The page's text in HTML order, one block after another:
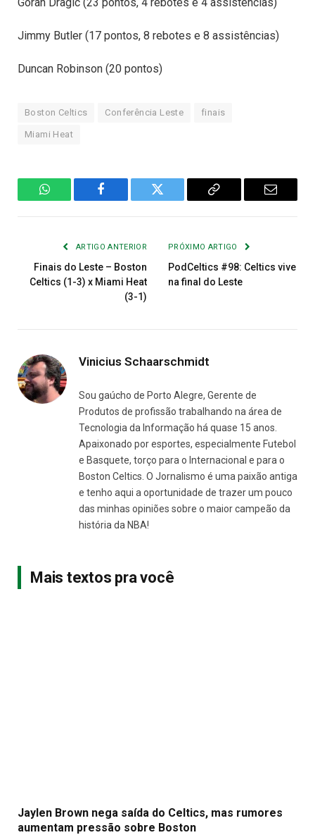
Jimmy Butler (17 pontos, 8 rebotes e 8 assistências)
Duncan Robinson (20 pontos)
Boston Celtics Conferência Leste finais
Miami Heat
WhatsAppFacebook Twitter
Copiar
E-
ARTIGO ANTERIOR
Finais do Leste – Boston
Celtics (1-3) x Miami Heat
(3-1)
PRÓXIMO ARTIGO
PodCeltics #98: Celtics vive
na final do Leste
Vinicius Schaarschmidt
Sou gaúcho de Porto Alegre, Gerente de
Produtos de profissão trabalhando na área de
Tecnologia da Informação há quase 15 anos.
Apaixonado por esportes, especialmente Futebol
e Basquete, torço para o Internacional e para o
Boston Celtics. O Jornalismo é uma paixão antiga
e tenho aqui a oportunidade de trazer um pouco
das minhas opiniões sobre o maior campeão da
história da NBA!
Mais textos pra você
Jaylen Brown nega saída do Celtics, mas rumores
aumentam pressão sobre Boston